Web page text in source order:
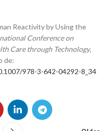
Reactivity by Using the
Conference on
Care through Technology,
de:
978-3-642-04292-8_34